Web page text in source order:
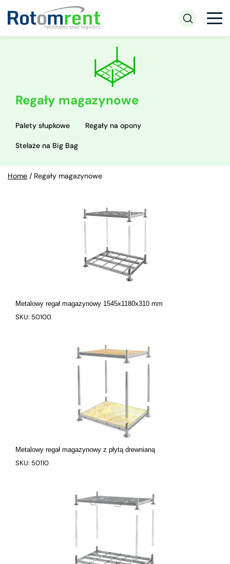
Regały magazynowe
Palety słupkowe Regały na opony
Stelaże na Big Bag
Home / Regały magazynowe
Metalowy regał magazynowy 1545x1180x310 mm
SKU: 50100
Metalowy regał magazynowy z płytą drewnianą
SKU: 50110